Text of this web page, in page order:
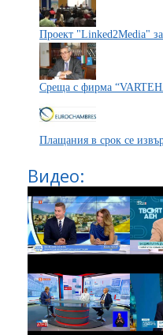
Проект "Linked2Media"
Среща с фирма
Плащания в срок се
Видео: